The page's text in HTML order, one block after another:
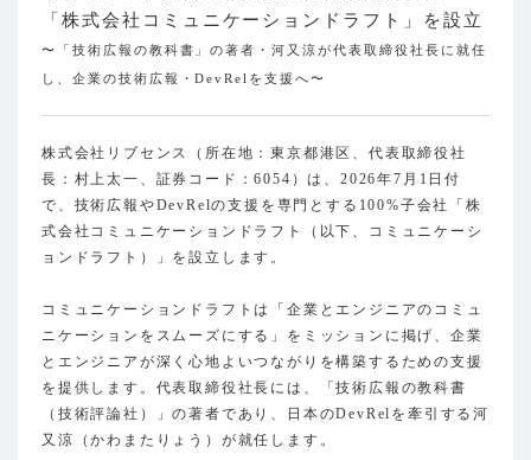
「株式会社コミュニケーションドラフト」を設立
〜「技術広報の教科書」の著者・河又涼が代表取締役社長に就任
し、企業の技術広報・DevRelを支援へ〜
株式会社リブセンス（所在地：東京都港区、代表取締役社
長：村上太一、証券コード：6054）は、2026年7月1日付
で、技術広報やDevRelの支援を専門とする100%子会社「株
式会社コミュニケーションドラフト（以下、コミュニケーシ
ョンドラフト）」を設立します。
コミュニケーションドラフトは「企業とエンジニアのコミュ
ニケーションをスムーズにする」をミッションに掲げ、企業
とエンジニアが深く心地よいつながりを構築するための支援
を提供します。代表取締役社長には、「技術広報の教科書
（技術評論社）」の著者であり、日本のDevRelを牽引する河
又涼（かわまたりょう）が就任します。